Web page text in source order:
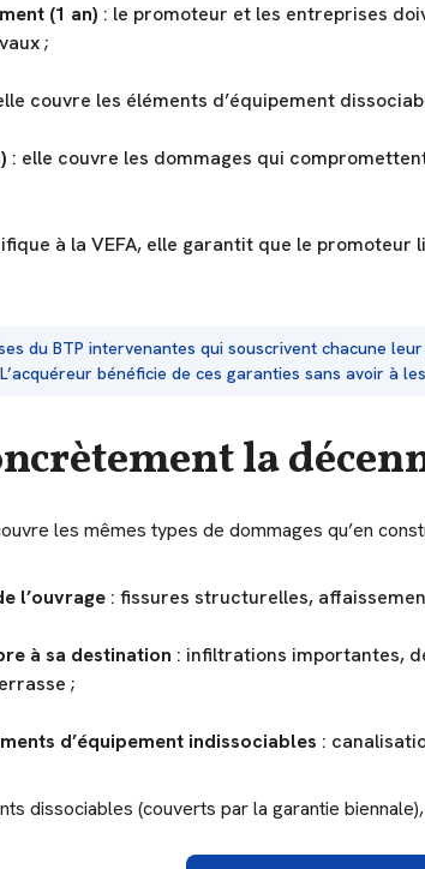
(1 an) : le promoteur et les entreprises
;
couvre les éléments d’équipement
: elle couvre les dommages qui
à la VEFA, elle garantit que le
du BTP intervenantes qui souscrivent chacune leur
bénéficie de ces garanties sans avoir à
la
les mêmes types de dommages qu’en
l’ouvrage : fissures structurelles,
à sa destination : infiltrations importantes,
;
d’équipement indissociables :
dissociables (couverts par la garantie